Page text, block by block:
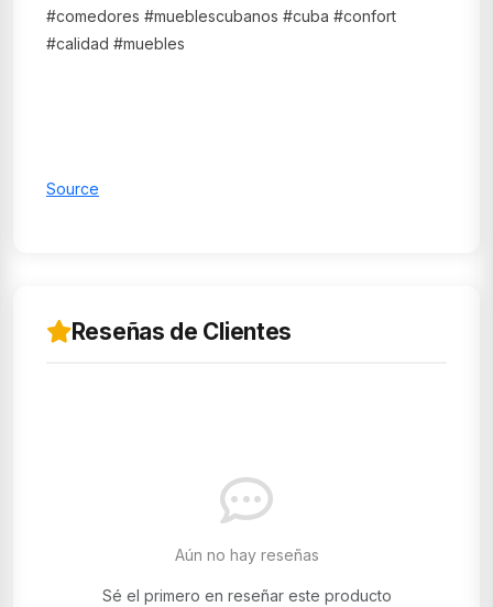
#comedores #mueblescubanos #cuba #confort
#calidad #muebles
Source
Reseñas de Clientes
Aún no hay reseñas
Sé el primero en reseñar este producto